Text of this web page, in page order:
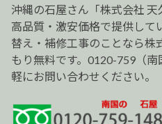
ョ
ン
沖縄の石屋さん「株式会社
高品質・激安価格で提供して
替え・補修工事のことなら株
もり無料です。0120-759（
軽にお問い合わせください。